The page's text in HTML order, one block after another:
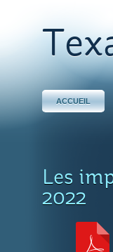
ACCUEIL
Les
2022